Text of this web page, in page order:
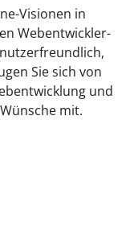
Visionen in
Webentwickler-
Sie sich von
und
mit.